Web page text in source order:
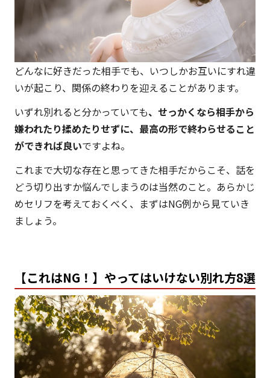
どんなに好きだった相手でも、いつしかお互いにすれ違
いが起こり、関係の終わりを迎えることがあります。
いずれ別れると分かっていても、せっかくなら相手から
嫌われたり揉めたりせずに、最高の形で終わらせること
ができれば良いですよね。
これまで大切な存在と思ってきた相手だからこそ、話を
どう切り出すか悩んでしまうのは当然のこと。あらかじ
めセリフを考えておくべく、まずはNG例から見ていき
ましょう。
【これはNG！】やってはいけない別れ方8選